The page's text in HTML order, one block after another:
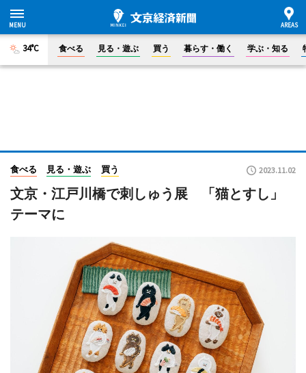
34°C 食べる 見る・遊ぶ 買う 暮らす・働く 学ぶ・知る
食べる 見る・遊ぶ 買う 2023.11.02
文京・江戸川橋で刺しゅう展 「猫とすし」
テーマに